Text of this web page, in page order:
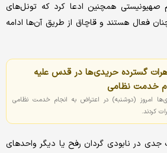
صهیونیستی همچنین ادعا کرد که تونل‌های
فعال هستند و قاچاق از طریق آن‌ها ادامه
گسترده حریدی‌ها در قدس علیه
خدمت نظامی
امروز (دوشنبه) در اعتراض به انجام خدمت نظامی
کردند.
در نابودی گردان رفح یا دیگر واحدهای